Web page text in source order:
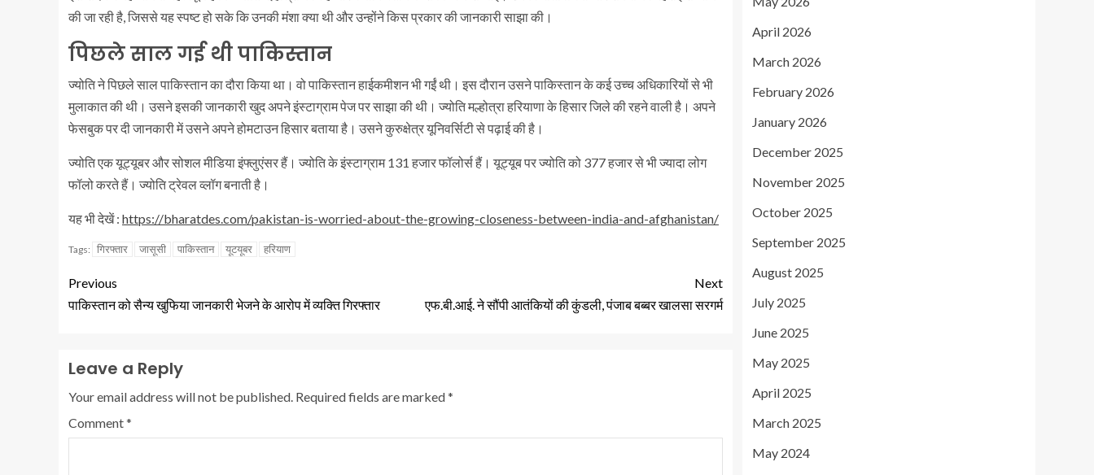
की जा रही है, जिससे यह स्पष्ट हो सके कि उनकी मंशा क्या थी और उन्होंने किस प्रकार की जानकारी साझा की।
पिछले साल गई थी पाकिस्तान
ज्योति ने पिछले साल पाकिस्तान का दौरा किया था। वो पाकिस्तान हाईकमीशन भी गईं थी। इस दौरान उसने पाकिस्तान के कई उच्च अधिकारियों से भी
मुलाकात की थी। उसने इसकी जानकारी खुद अपने इंस्टाग्राम पेज पर साझा की थी। ज्योति मल्होत्रा हरियाणा के हिसार जिले की रहने वाली है। अपने
फेसबुक पर दी जानकारी में उसने अपने होमटाउन हिसार बताया है। उसने कुरुक्षेत्र यूनिवर्सिटी से पढ़ाई की है।
ज्योति एक यूट्यूबर और सोशल मीडिया इंफ्लुएंसर हैं। ज्योति के इंस्टाग्राम 131 हजार फॉलोर्स हैं। यूट्यूब पर ज्योति को 377 हजार से भी ज्यादा लोग
फॉलो करते हैं। ज्योति ट्रेवल व्लॉग बनाती है।
यह भी देखें : https://bharatdes.com/pakistan-is-worried-about-the-growing-closeness-between-india-and-afghanistan/
Tags: गिरफ्तार जासूसी पाकिस्तान यूटयूबर हरियाण
Previous
पाकिस्तान को सैन्य खुफिया जानकारी भेजने के आरोप में व्यक्ति गिरफ्तार
Next
एफ.बी.आई. ने सौंपी आतंकियों की कुंडली, पंजाब बब्बर खालसा सरगर्म
Leave a Reply
Your email address will not be published. Required fields are marked*
Comment*
April 2026
March 2026
February 2026
January 2026
December 2025
November 2025
October 2025
September 2025
August 2025
July 2025
June 2025
May 2025
April 2025
March 2025
May 2024